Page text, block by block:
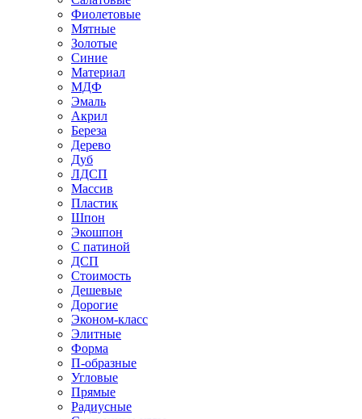
Фиолетовые
Мятные
Золотые
Синие
Материал
МДФ
Эмаль
Акрил
Береза
Дерево
Дуб
ЛДСП
Массив
Пластик
Шпон
Экошпон
С патиной
ДСП
Стоимость
Дешевые
Дорогие
Эконом-класс
Элитные
Форма
П-образные
Угловые
Прямые
Радиусные